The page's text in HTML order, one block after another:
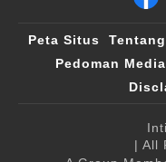
Peta Situs
Pedoman
| All